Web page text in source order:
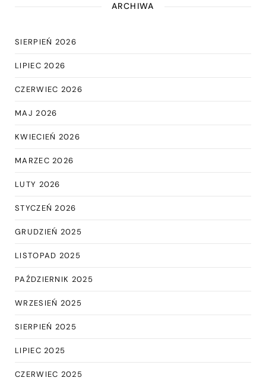
ARCHIWA
SIERPIEŃ 2026
LIPIEC 2026
CZERWIEC 2026
MAJ 2026
KWIECIEŃ 2026
MARZEC 2026
LUTY 2026
STYCZEŃ 2026
GRUDZIEŃ 2025
LISTOPAD 2025
PAŹDZIERNIK 2025
WRZESIEŃ 2025
SIERPIEŃ 2025
LIPIEC 2025
CZERWIEC 2025